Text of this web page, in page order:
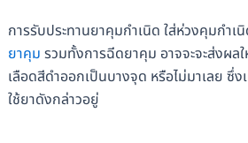
การรับประทานยาคุมกำเนิด ใส่ห่วงคุมกำเ
ยาคุม รวมทั้งการฉีดยาคุม อาจจะจะส่งผล
เลือดสีดำออกเป็นบางจุด หรือไม่มาเลย ซึ่
ใช้ยาดังกล่าวอยู่